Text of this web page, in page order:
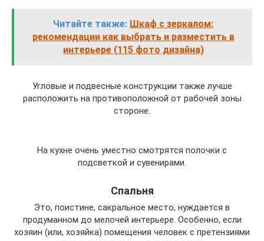
Читайте также: Шкаф с зеркалом:
рекомендации как выбрать и разместить в
интерьере (115 фото дизайна)
Угловые и подвесные конструкции также лучше
расположить на противоположной от рабочей зоны
стороне.
На кухне очень уместно смотрятся полочки с
подсветкой и сувенирами.
Спальня
Это, поистине, сакральное место, нуждается в
продуманном до мелочей интерьере. Особенно, если
хозяин (или, хозяйка) помещения человек с претензиями